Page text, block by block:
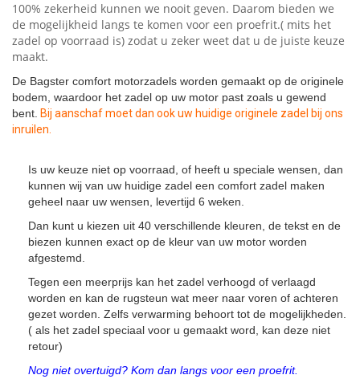
100% zekerheid kunnen we nooit geven. Daarom bieden we
de mogelijkheid langs te komen voor een proefrit.( mits het
zadel op voorraad is) zodat u zeker weet dat u de juiste keuze
maakt.
De Bagster comfort motorzadels worden gemaakt op de originele
bodem, waardoor het zadel op uw motor past zoals u gewend
bent. Bij aanschaf moet dan ook uw huidige originele zadel bij ons
inruilen.
Is uw keuze niet op voorraad, of heeft u speciale wensen, dan
kunnen wij van uw huidige zadel een comfort zadel maken
geheel naar uw wensen, levertijd 6 weken.
Dan kunt u kiezen uit 40 verschillende kleuren, de tekst en de
biezen kunnen exact op de kleur van uw motor worden
afgestemd.
Tegen een meerprijs kan het zadel verhoogd of verlaagd
worden en kan de rugsteun wat meer naar voren of achteren
gezet worden. Zelfs verwarming behoort tot de mogelijkheden.
( als het zadel speciaal voor u gemaakt word, kan deze niet
retour)
Nog niet overtuigd? Kom dan langs voor een proefrit.